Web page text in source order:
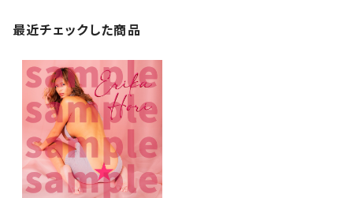
最近チェックした商品